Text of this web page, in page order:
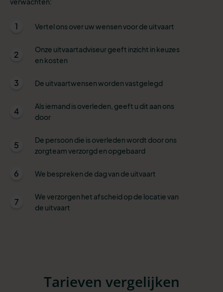
1 Vertel ons over uw wensen voor de uitvaart
2
Onze uitvaartadviseur geeft inzicht in keuzes
en kosten
3 De uitvaartwensen worden vastgelegd
4
Als iemand is overleden, geeft u dit aan ons
door
5
De persoon die is overleden wordt door ons
zorgteam verzorgd en opgebaard
6 We bespreken de dag van de uitvaart
7
We verzorgen het afscheid op de locatie van
de uitvaart
Tarieven vergelijken